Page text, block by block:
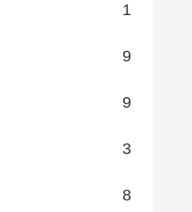
1
9
9
3
8